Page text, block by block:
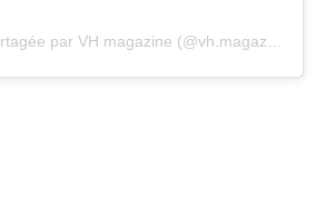
Une publication partagée par VH magazine (@vh.magazine)